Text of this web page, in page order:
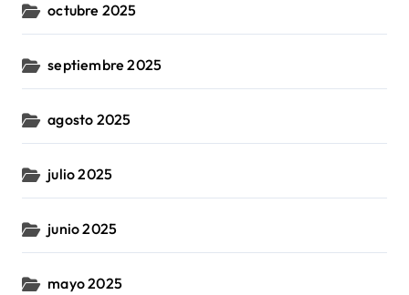
octubre 2025
septiembre 2025
agosto 2025
julio 2025
junio 2025
mayo 2025